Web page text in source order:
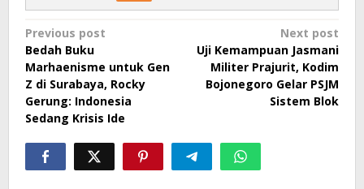
Post
navigation
Previous post
Bedah Buku
Marhaenisme untuk Gen
Z di Surabaya, Rocky
Gerung: Indonesia
Sedang Krisis Ide
Next post
Uji Kemampuan Jasmani
Militer Prajurit, Kodim
Bojonegoro Gelar PSJM
Sistem Blok